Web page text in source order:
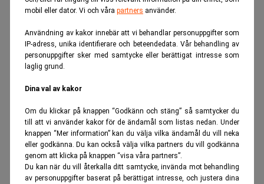
mobil eller dator. Vi och våra partners använder.
Användning av kakor innebär att vi behandlar personuppgifter som
IP-adress, unika identifierare och beteendedata. Vår behandling av
personuppgifter sker med samtycke eller berättigat intresse som
laglig grund.
Dina val av kakor
Om du klickar på knappen “Godkänn och stäng” så samtycker du
till att vi använder kakor för de ändamål som listas nedan. Under
knappen “Mer information” kan du välja vilka ändamål du vill neka
eller godkänna. Du kan också välja vilka partners du vill godkänna
genom att klicka på knappen “visa våra partners”.
Du kan när du vill återkalla ditt samtycke, invända mot behandling
av personuppgifter baserat på berättigat intresse, och justera dina
Realtid.se Makro